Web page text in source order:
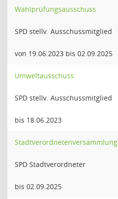
Wahlprüfungsausschuss
SPD stellv. Ausschussmitglied
von 19.06.2023 bis 02.09.2025
Umweltausschuss
SPD stellv. Ausschussmitglied
bis 18.06.2023
Stadtverordnetenversammlung
SPD Stadtverordneter
bis 02.09.2025